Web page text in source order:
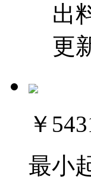
出
更
￥
最小